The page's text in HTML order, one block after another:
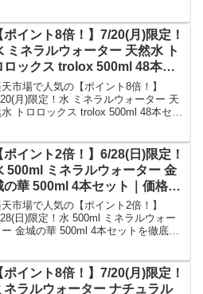
ント1倍）。実ユーザーレビュー0件・
均評価0の商品情報・購入方法まとめ。
ポイント8倍！】7/20(月)限定！
ミネラルウォーター 天然水 ト
ロックス trolox 500ml 48本セ
ト 送料無料｜価格・送料・ポ
ント還元まとめ
市場で人気の【ポイント8倍！】
月)限定！水 ミネラルウォーター 天
トロロックス trolox 500ml 48本セッ
・ポイント1倍）。実ユーザーレビュー
件・平均評価0の商品情報・購入方法ま
。
ポイント2倍！】6/28(日)限定！
500ml ミネラルウォーター 金
の華 500ml 4本セット｜価格・
料・ポイント還元まとめ
市場で人気の【ポイント2倍！】
日)限定！水 500ml ミネラルウォー
ー 金城の華 500ml 4本セットを徹底解
ザーレビュー0件・平均評価0の商品情
・購入方法まとめ。
ポイント8倍！】7/20(月)限定！
ネラルウォーター ナチュラル